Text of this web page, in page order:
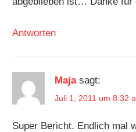
Antworten
Maja sagt:
Juli 1, 2011 um 8:32
Super Bericht. Endlich mal